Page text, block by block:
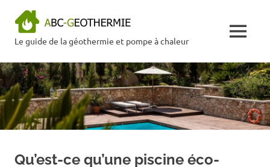
contentLe guide de la géothermie et pompe à chaleur MENU
Qu’est-ce qu’une piscine éco-